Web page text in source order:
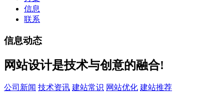
信息
联系
信息动态
网站设计是技术与创意的融合!
公司新闻 技术资讯 建站常识 网站优化 建站推荐